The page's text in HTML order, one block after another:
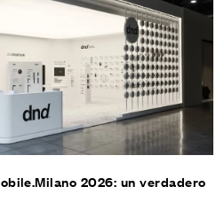
2026: un verdadero